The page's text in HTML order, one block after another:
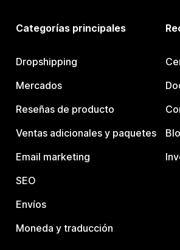
Categorías principales
Dropshipping
Mercados
Reseñas de producto
Ventas adicionales y paquetes
Email marketing
SEO
Envíos
Moneda y traducción